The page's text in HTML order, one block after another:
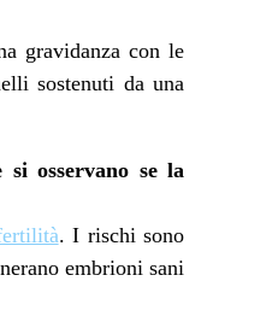
gravidanza con le
sostenuti da una
osservano se la
. I rischi sono
embrioni sani